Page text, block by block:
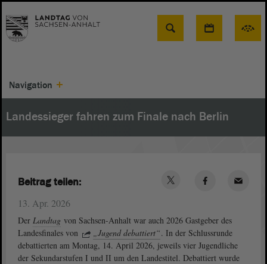
Suche
Navigation
Landessieger fahren zum Finale nach Berlin
13. Apr. 2026
Der Landtag von Sachsen-Anhalt war auch 2026 Gastgeber des
Landesfinales von
„Jugend debattiert“. In der Schlussrunde
debattierten am Montag, 14. April 2026, jeweils vier Jugendliche
der Sekundarstufen I und II um den Landestitel. Debattiert wurde
Beitrag teilen: